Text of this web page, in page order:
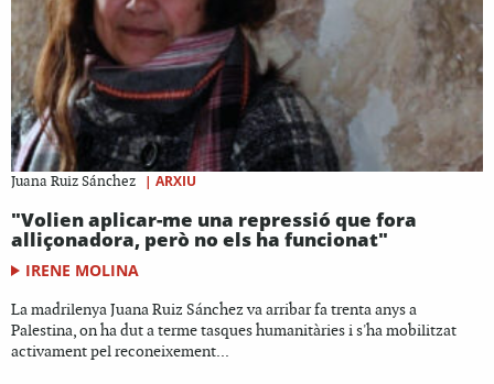
Juana Ruiz Sánchez | ARXIU
"Volien aplicar-me una repressió que fora
alliçonadora, però no els ha funcionat"
IRENE MOLINA
La madrilenya Juana Ruiz Sánchez va arribar fa trenta anys a
Palestina, on ha dut a terme tasques humanitàries i s'ha mobilitzat
activament pel reconeixement...